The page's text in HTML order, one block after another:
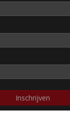
Inschrijven